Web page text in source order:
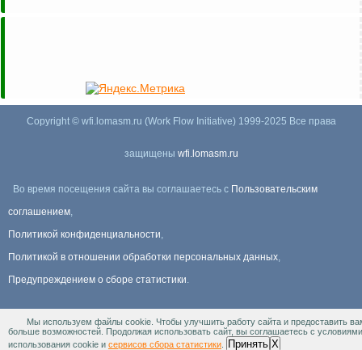
Copyright © wfi.lomasm.ru (Work Flow Initiative) 1999-2025 Все права
защищены wfi.lomasm.ru
Во время посещения сайта вы соглашаетесь с Пользовательским
соглашением
Политикой конфиденциальности
Политикой в отношении обработки персональных данных
Предупреждением о сборе статистики
Информация Для правообладателей.
Мы используем файлы cookie. Чтобы улучшить работу сайта и предоставить
больше возможностей. Продолжая использовать сайт, вы соглашаетесь с условиями
использования cookie и сервисов сбора статистики Принять X